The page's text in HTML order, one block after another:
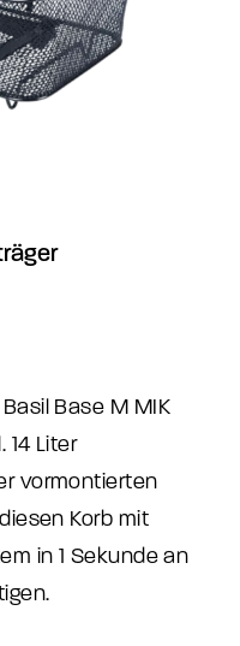
Base M MIK
Liter
vormontierten
Korb mit
in 1 Sekunde an